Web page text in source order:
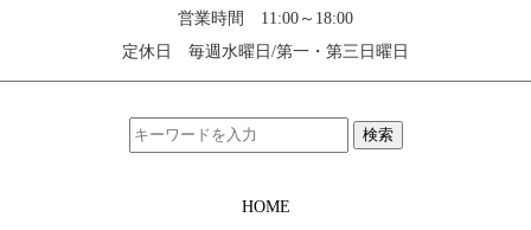
営業時間 11:00～18:00
定休日 毎週水曜日/第一・第三日曜日
検索
HOME